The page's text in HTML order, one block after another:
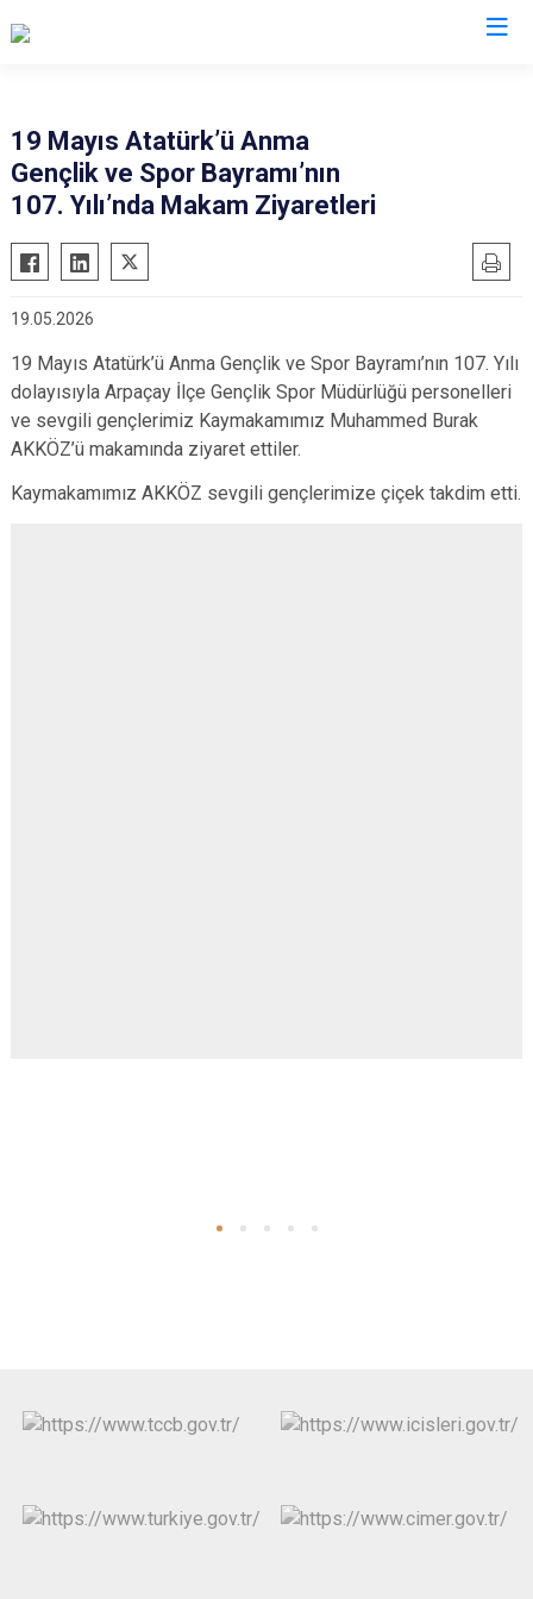
Akyaka
Digor
Selim
Susuz
19 Mayıs Atatürk’ü Anma
Gençlik ve Spor Bayramı’nın
107. Yılı’nda Makam Ziyaretleri
19.05.2026
19 Mayıs Atatürk’ü Anma Gençlik ve Spor Bayramı’nın 107. Yılı
dolayısıyla Arpaçay İlçe Gençlik Spor Müdürlüğü personelleri
ve sevgili gençlerimiz Kaymakamımız Muhammed Burak
AKKÖZ’ü makamında ziyaret ettiler.
Kaymakamımız AKKÖZ sevgili gençlerimize çiçek takdim etti.